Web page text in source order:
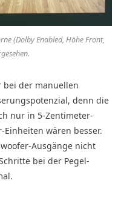
(Dolby Enabled, Höhe Front,
bei der manuellen
denn die
nur in 5-Zentimeter-
wären besser.
Ausgänge nicht
bei der Pegel-